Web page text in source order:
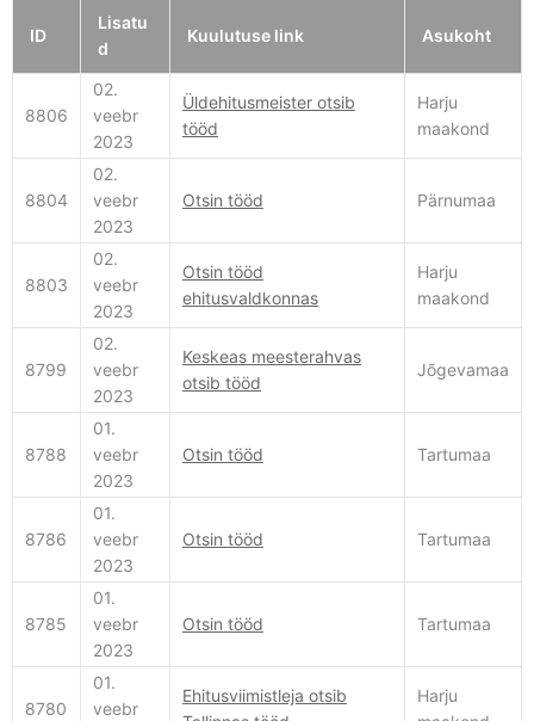
ID
Lisatu
d
Kuulutuse link Asukoht
8806
02.
veebr
2023
Üldehitusmeister otsib
tööd
Harju
maakond
8804
02.
veebr
2023
Otsin tööd Pärnumaa
8803
02.
veebr
2023
Otsin tööd
ehitusvaldkonnas
Harju
maakond
8799
02.
veebr
2023
Keskeas meesterahvas
otsib tööd
Jõgevamaa
8788
01.
veebr
2023
Otsin tööd Tartumaa
8786
01.
veebr
2023
Otsin tööd Tartumaa
8785
01.
veebr
2023
Otsin tööd Tartumaa
8780
01.
veebr
Ehitusviimistleja otsib
Harju